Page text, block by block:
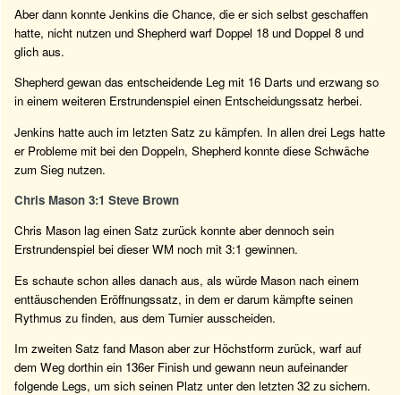
Aber dann konnte Jenkins die Chance, die er sich selbst geschaffen
hatte, nicht nutzen und Shepherd warf Doppel 18 und Doppel 8 und
glich aus.
Shepherd gewan das entscheidende Leg mit 16 Darts und erzwang so
in einem weiteren Erstrundenspiel einen Entscheidungssatz herbei.
Jenkins hatte auch im letzten Satz zu kämpfen. In allen drei Legs hatte
er Probleme mit bei den Doppeln, Shepherd konnte diese Schwäche
zum Sieg nutzen.
Chris Mason 3:1 Steve Brown
Chris Mason lag einen Satz zurück konnte aber dennoch sein
Erstrundenspiel bei dieser WM noch mit 3:1 gewinnen.
Es schaute schon alles danach aus, als würde Mason nach einem
enttäuschenden Eröffnungssatz, in dem er darum kämpfte seinen
Rythmus zu finden, aus dem Turnier ausscheiden.
Im zweiten Satz fand Mason aber zur Höchstform zurück, warf auf
dem Weg dorthin ein 136er Finish und gewann neun aufeinander
folgende Legs, um sich seinen Platz unter den letzten 32 zu sichern.